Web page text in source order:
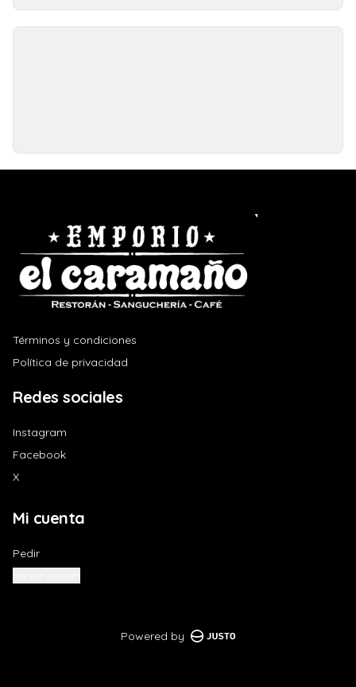
Términos y condiciones
Política de privacidad
Redes sociales
Instagram
Facebook
X
Mi cuenta
Pedir
Powered by